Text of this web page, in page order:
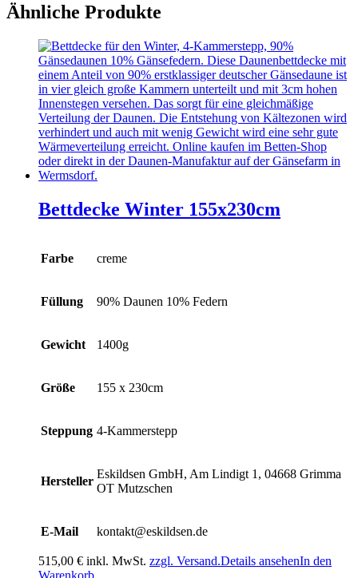
Ähnliche Produkte
Bettdecke Winter 155x230cm
Farbe creme
Füllung 90% Daunen 10% Federn
Gewicht 1400g
Größe 155 x 230cm
Steppung 4-Kammerstepp
Hersteller
Eskildsen GmbH, Am Lindigt 1, 04668 Grimma
OT Mutzschen
E-Mail kontakt@eskildsen.de
515,00 € inkl. MwSt. zzgl. Versand.Details ansehenIn den
Warenkorb